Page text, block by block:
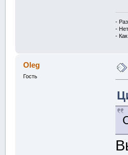
-
- Нет.
-
Oleg
Гость